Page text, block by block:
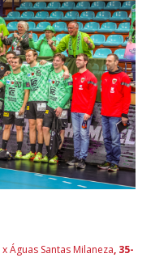
x Águas Santas Milaneza, 35-